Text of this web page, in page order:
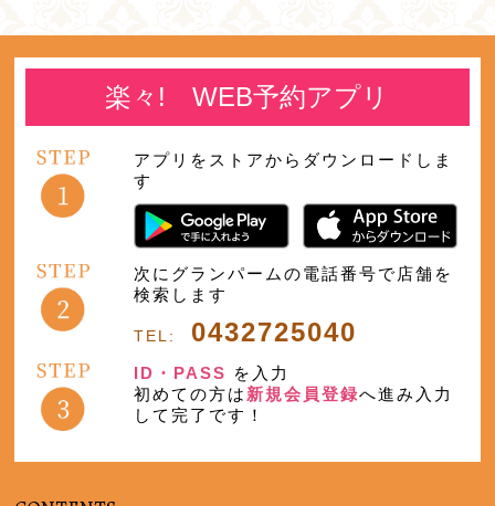
楽々! WEB予約アプリ
アプリをストアからダウンロードしま
す
次にグランパームの電話番号で店舗を
検索します
TEL: 0432725040
ID・PASS を入力
初めての方は 新規会員登録へ進み入力
して完了です！